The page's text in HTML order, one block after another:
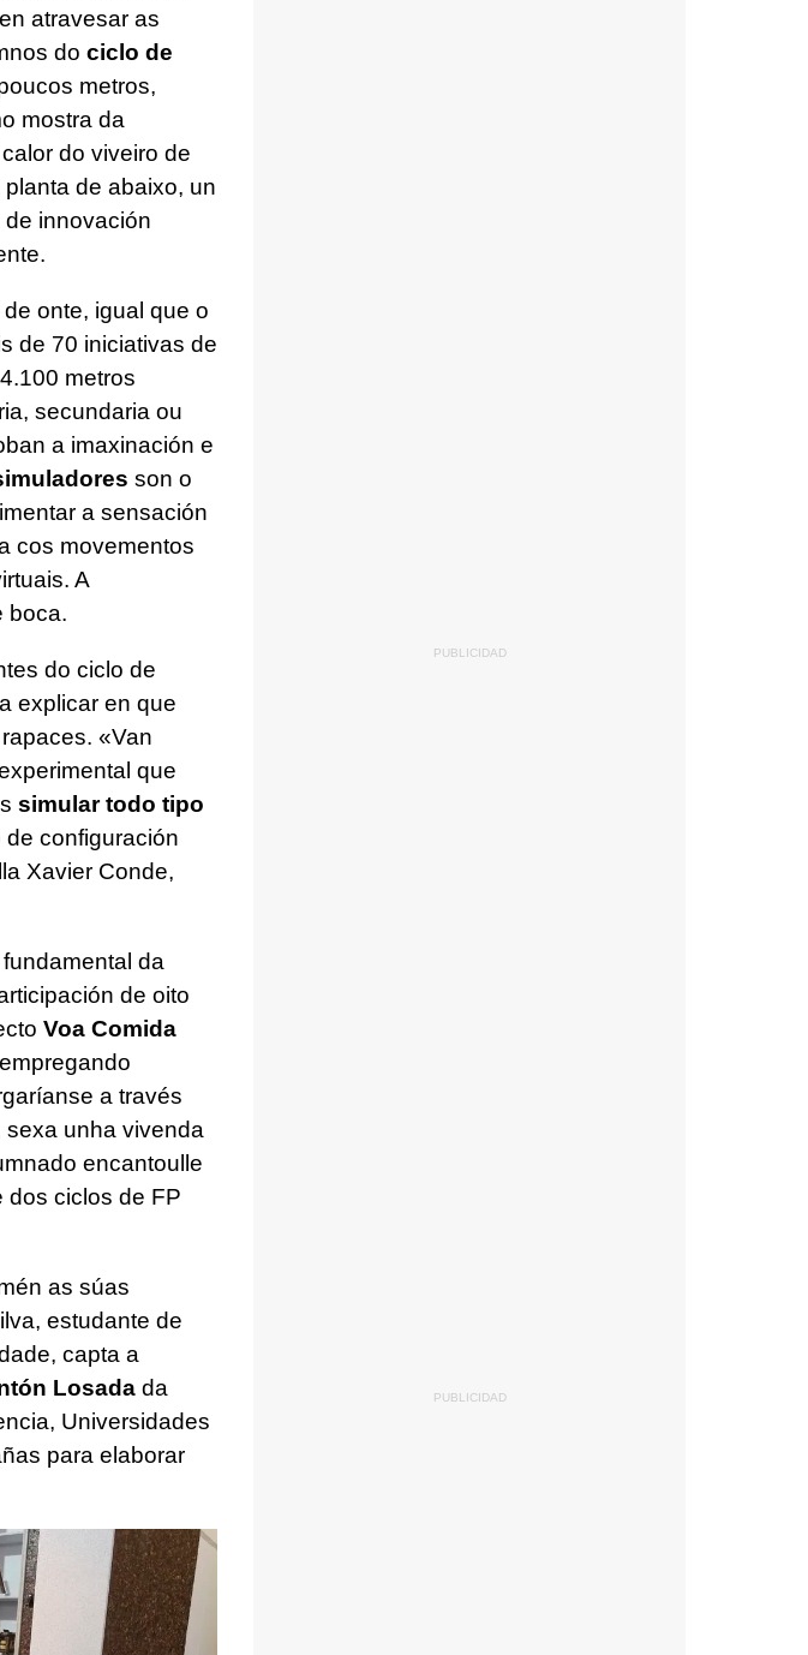
atravesar as
do ciclo de
metros,
mostra da
do viveiro de
de abaixo, un
innovación
onte, igual que o
de 70 iniciativas de
metros
secundaria ou
a imaxinación e
son o
a sensación
cos movementos
A
boca.
do ciclo de
explicar en que
«Van
que
simular todo tipo
configuración
Xavier Conde,
da
de oito
Voa Comida
a través
sexa unha vivenda
encantoulle
dos ciclos de FP
as súas
estudante de
capta a
Losadada
Universidades
para elaborar